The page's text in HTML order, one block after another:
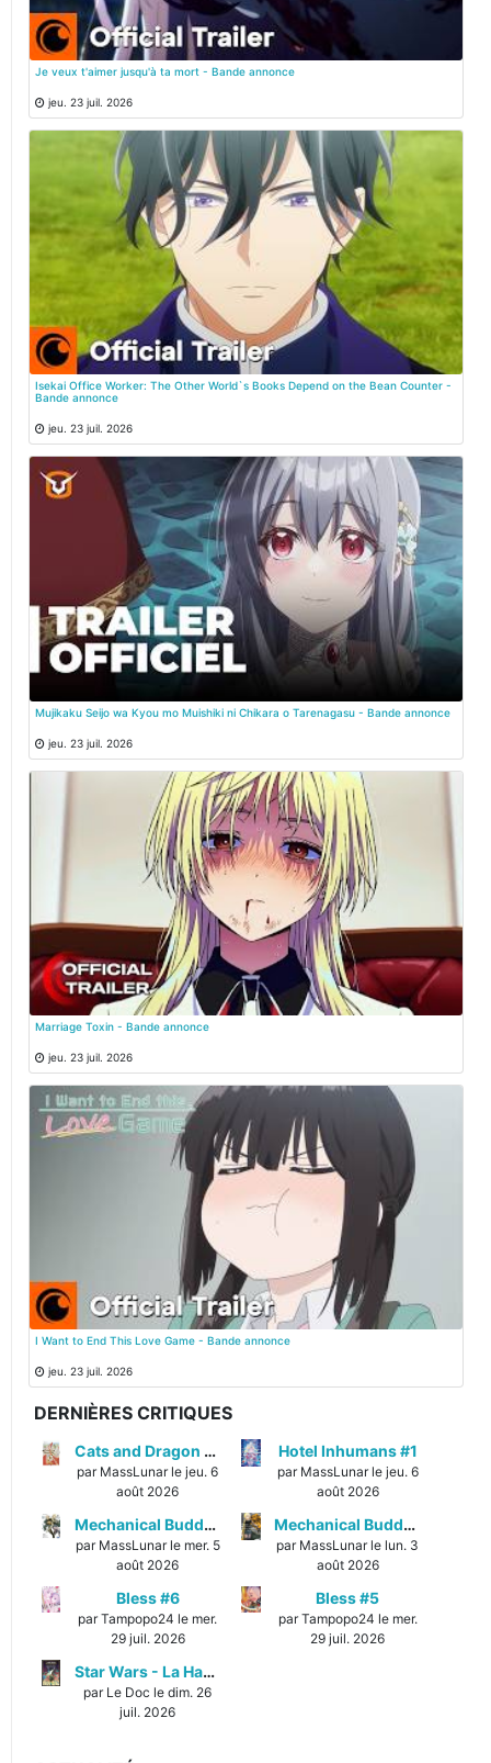
Je veux t'aimer jusqu'à ta mort - Bande annonce
jeu. 23 juil. 2026
Isekai Office Worker: The Other World`s Books Depend on the Bean Counter -
Bande annonce
jeu. 23 juil. 2026
Mujikaku Seijo wa Kyou mo Muishiki ni Chikara o Tarenagasu - Bande annonce
jeu. 23 juil. 2026
Marriage Toxin - Bande annonce
jeu. 23 juil. 2026
I Want to End This Love Game - Bande annonce
jeu. 23 juil. 2026
DERNIÈRES CRITIQUES
Cats and Dragon #3
par MassLunar le jeu. 6
août 2026
Hotel Inhumans #1
par MassLunar le jeu. 6
août 2026
Mechanical Buddy Universe #1
par MassLunar le mer. 5
août 2026
Mechanical Buddy Universe #0
par MassLunar le lun. 3
août 2026
Bless #6
par Tampopo24 le mer.
29 juil. 2026
Bless #5
par Tampopo24 le mer.
29 juil. 2026
Star Wars - La Haute République - Un équilibre fragile
par Le Doc le dim. 26
juil. 2026